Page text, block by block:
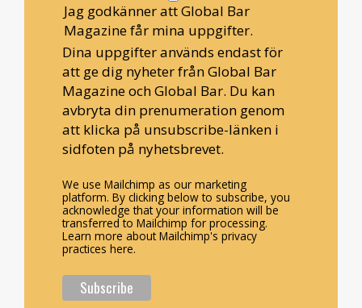
Jag godkänner att Global Bar
Magazine får mina uppgifter.
Dina uppgifter används endast för
att ge dig nyheter från Global Bar
Magazine och Global Bar. Du kan
avbryta din prenumeration genom
att klicka på unsubscribe-länken i
sidfoten på nyhetsbrevet.
We use Mailchimp as our marketing
platform. By clicking below to subscribe, you
acknowledge that your information will be
transferred to Mailchimp for processing.
Learn more about Mailchimp's privacy
practices here.